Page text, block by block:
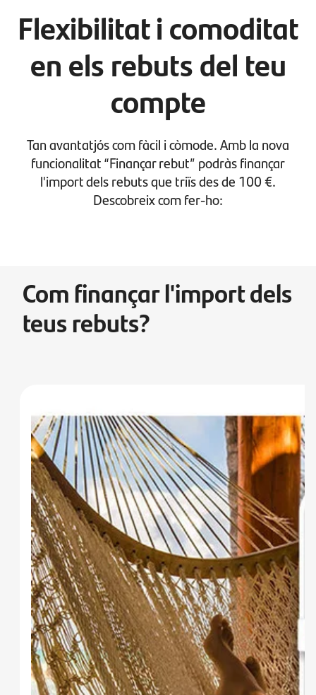
Flexibilitat i comoditat
en els rebuts del teu
compte
Tan avantatjós com fàcil i còmode. Amb la nova
funcionalitat “Finançar rebut” podràs finançar
l'import dels rebuts que triïs des de 100 €.
Descobreix com fer-ho:
Com finançar l'import dels
teus rebuts?